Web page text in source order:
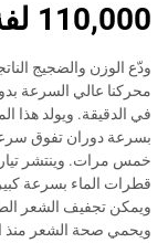
110,000 لفة في الدقيقة
ودّع الوزن والضجيج
في الدقيقة. ويولد هذا
بسرعة دوران تفوق
خمس مرات. وينتشر تيار
قطرات الماء بسرعة
ويمكن تجفيف الشعر
ويحمي صحة الشعر منذ